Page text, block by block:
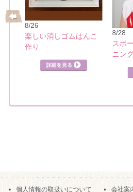
8/26
楽しい消しゴムはんこ
作り
8/28
スポ
ニン
個人情報の取扱いについて 会社案